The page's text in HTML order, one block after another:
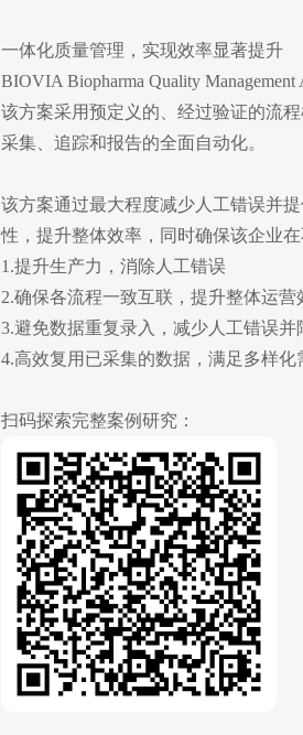
一体化质量管理，实现效率显著提升
BIOVIA Biopharma Quality
该方案采用预定义的、经过验证的流
采集、追踪和报告的全面自动化。
该方案通过最大程度减少人工错误并
性，提升整体效率，同时确保该企业
1.提升生产力，消除人工错误
2.确保各流程一致互联，提升整体运营
3.避免数据重复录入，减少人工错误并
4.高效复用已采集的数据，满足多样
扫码探索完整案例研究：